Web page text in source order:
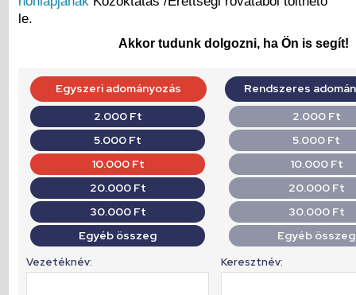
le.
Akkor tudunk dolgozni, ha Ön is segít!